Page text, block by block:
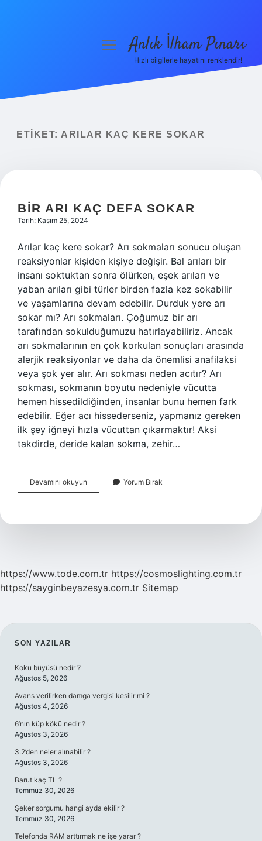
Yasal Uyarı
menüyüAnlık İlham Pınarı
Hızlı bilgilerle hayatını renklendir!
ETIKET: ARILAR KAÇ KERE SOKAR
BIR ARI KAÇ DEFA SOKAR
Tarih: Kasım 25, 2024
Arılar kaç kere sokar? Arı sokmaları sonucu oluşan
reaksiyonlar kişiden kişiye değişir. Bal arıları bir
insanı soktuktan sonra ölürken, eşek arıları ve
yaban arıları gibi türler birden fazla kez sokabilir
ve yaşamlarına devam edebilir. Durduk yere arı
sokar mı? Arı sokmaları. Çoğumuz bir arı
tarafından sokulduğumuzu hatırlayabiliriz. Ancak
arı sokmalarının en çok korkulan sonuçları arasında
alerjik reaksiyonlar ve daha da önemlisi anafilaksi
veya şok yer alır. Arı sokması neden acıtır? Arı
sokması, sokmanın boyutu nedeniyle vücutta
hemen hissedildiğinden, insanlar bunu hemen fark
edebilir. Eğer acı hissederseniz, yapmanız gereken
ilk şey iğneyi hızla vücuttan çıkarmaktır! Aksi
takdirde, deride kalan sokma, zehir…
Devamını okuyun
Arı
Sokar
Yorum Bırak
https://www.tode.com.tr https://cosmoslighting.com.tr
https://sayginbeyazesya.com.tr Sitemap
SIDEBAR
SON YAZILAR
Koku büyüsü nedir ?
Ağustos 5, 2026
Avans verilirken damga vergisi kesilir mi ?
Ağustos 4, 2026
6’nın küp kökü nedir ?
Ağustos 3, 2026
3.2’den neler alınabilir ?
Ağustos 3, 2026
Barut kaç TL ?
Temmuz 30, 2026
Şeker sorgumu hangi ayda ekilir ?
Temmuz 30, 2026
Telefonda RAM arttırmak ne işe yarar ?